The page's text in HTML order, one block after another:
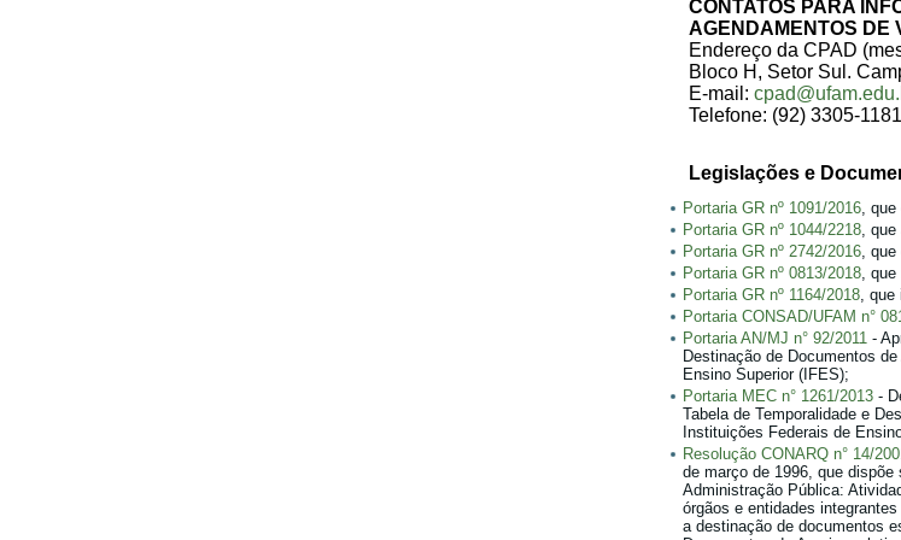
CONTATOS PARA
AGENDAMENTOS DE
Endereço da CPAD
Bloco H, Setor Sul.
E-mail:
Telefone: (92) 3305-
Legislações e
Portaria GR nº 1091/2016, que
Portaria GR nº 1044/2218, que
Portaria GR nº 2742/2016, que
Portaria GR nº 0813/2018, que
Portaria GR nº 1164/2018, que
Portaria CONSAD/UFAM n°
Portaria AN/MJ n° 92/2011 -
Destinação de Documentos
Ensino Superior (IFES);
Portaria MEC n° 1261/2013 -
Tabela de Temporalidade e
Instituições Federais de
Resolução CONARQ n° 14/
de março de 1996, que
Administração Pública:
órgãos e entidades
a destinação de documentos